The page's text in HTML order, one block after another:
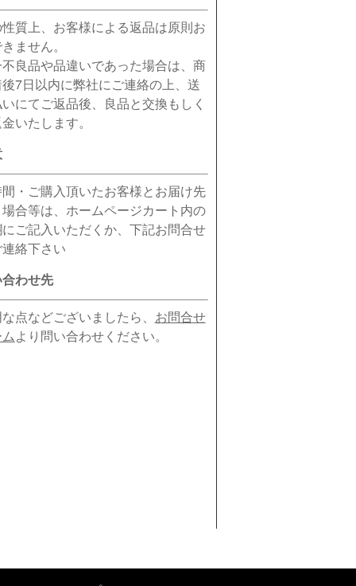
質上、お客様による返品は原則お
ません。
良品や品違いであった場合は、商
7日以内に弊社にご連絡の上、送
にてご返品後、良品と交換もしく
いたします。
・ご購入頂いたお客様とお届け先
合等は、ホームページカート内の
ご記入いただくか、下記お問合せ
絡下さい
わせ先
点などございましたら、 お問合せ
より問い合わせください。